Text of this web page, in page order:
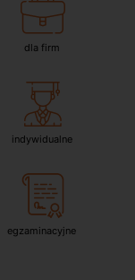
dla firm
indywidualne
egzaminacyjne